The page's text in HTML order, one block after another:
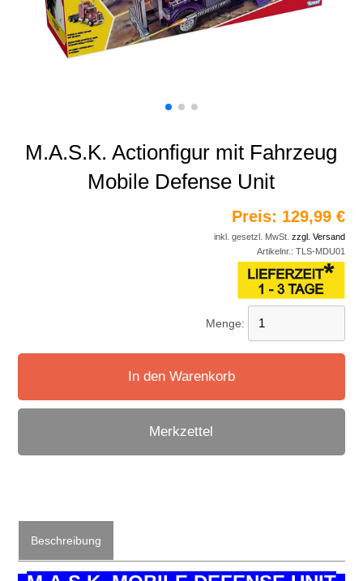
M.A.S.K. Actionfigur mit Fahrzeug
Mobile Defense Unit
Preis: 129,99 €
inkl. gesetzl. MwSt. zzgl. Versand
Artikelnr.: TLS-MDU01
Menge:
In den Warenkorb
Merkzettel
Beschreibung